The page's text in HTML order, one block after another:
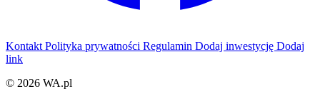
Kontakt Polityka prywatności Regulamin Dodaj inwestycję Dodaj
link
© 2026 WA.pl